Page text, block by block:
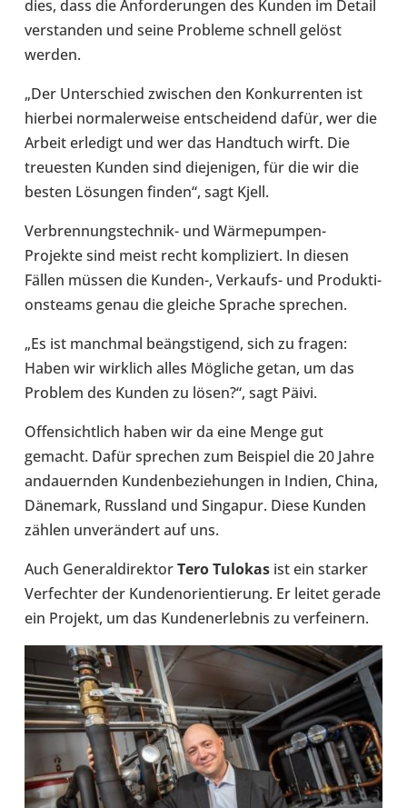
dies, dass die Anfor­de­run­gen des Kunden im Detail
ver­stan­den und seine Pro­bleme schnell gelöst
werden.
„Der Unter­schied zwi­schen den Kon­kur­ren­ten ist
hierbei nor­ma­ler­weise ent­schei­dend dafür, wer die
Arbeit erle­digt und wer das Hand­tuch wirft. Die
treu­es­ten Kunden sind die­je­ni­gen, für die wir die
besten Lösun­gen finden“, sagt Kjell.
Verbrennungstechnik-​ und Wärmepumpen-​
Projekte sind meist recht kom­pli­ziert. In diesen
Fällen müssen die Kunden-, Verkaufs-​ und Pro­duk­ti­
ons­teams genau die gleiche Sprache spre­chen.
„Es ist manch­mal beängs­ti­gend, sich zu fragen:
Haben wir wirk­lich alles Mög­li­che getan, um das
Problem des Kunden zu lösen?“, sagt Päivi.
Offen­sicht­lich haben wir da eine Menge gut
gemacht. Dafür spre­chen zum Bei­spiel die 20 Jahre
andau­ern­den Kun­den­be­zie­hun­gen in Indien, China,
Däne­mark, Russ­land und Sin­ga­pur. Diese Kunden
zählen unver­än­dert auf uns.
Auch Gene­ral­di­rek­torTero Tulokas ist ein starker
Ver­fech­ter der Kun­den­ori­en­tie­rung. Er leitet gerade
ein Projekt, um das Kun­den­er­leb­nis zu ver­fei­nern.